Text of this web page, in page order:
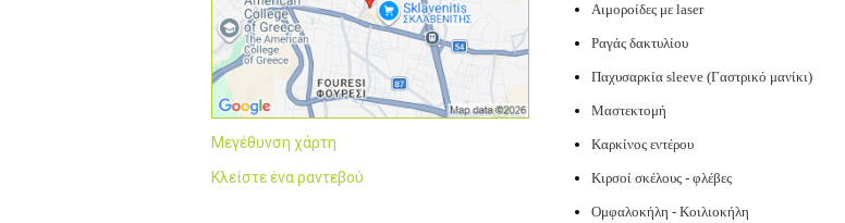
Μεγέθυνση χάρτη
Κλείστε ένα ραντεβού
Αιμοροίδες με laser
Ραγάς δακτυλίου
Παχυσαρκία sleeve (Γαστρικό μανίκι)
Μαστεκτομή
Καρκίνος εντέρου
Κιρσοί σκέλους - φλέβες
Ομφαλοκήλη - Κοιλιοκήλη